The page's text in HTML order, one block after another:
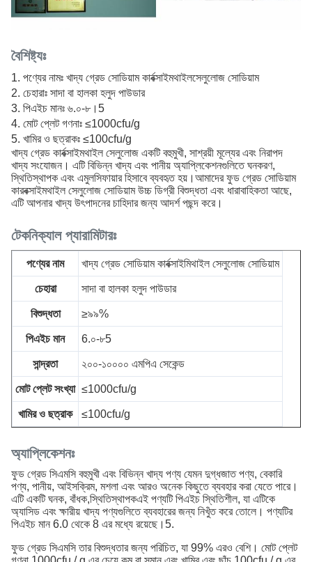
বৈশিষ্ট্যঃ
পণ্যের নামঃ খাদ্য গ্রেড সোডিয়াম কার্বক্সাইমথাইলসেলুলোজ সোডিয়াম
চেহারাঃ সাদা বা হালকা হলুদ পাউডার
পিএইচ মানঃ ৬.০-৮।5
মোট প্লেট গণনাঃ ≤1000cfu/g
খামির ও ছত্রাকঃ ≤100cfu/g
খাদ্য গ্রেড কার্বক্সাইমথাইল সেলুলোজ একটি বহুমুখী, সাশ্রয়ী মূল্যের এবং নিরাপদ
খাদ্য সংযোজন। এটি বিভিন্ন খাদ্য এবং পানীয় অ্যাপ্লিকেশনগুলিতে ঘনকরণ,
স্থিতিস্থাপক এবং এমুলসিফায়ার হিসাবে ব্যবহৃত হয়।আমাদের ফুড গ্রেড সোডিয়াম
কারবক্সাইমথাইল সেলুলোজ সোডিয়াম উচ্চ ডিগ্রী বিশুদ্ধতা এবং ধারাবাহিকতা আছে,
এটি আপনার খাদ্য উৎপাদনের চাহিদার জন্য আদর্শ পছন্দ করে।
টেকনিক্যাল প্যারামিটারঃ
পণ্যের নাম খাদ্য গ্রেড সোডিয়াম কার্বক্সাইমিথাইল সেলুলোজ সোডিয়াম
চেহারা সাদা বা হালকা হলুদ পাউডার
বিশুদ্ধতা ≥৯৯%
পিএইচ মান 6.০-৮5
সান্দ্রতা ২০০-১০০০০ এমপিএ সেকেন্ড
মোট প্লেট সংখ্যা ≤1000cfu/g
খামির ও ছত্রাক ≤100cfu/g
অ্যাপ্লিকেশনঃ
ফুড গ্রেড সিএমসি বহুমুখী এবং বিভিন্ন খাদ্য পণ্য যেমন দুগ্ধজাত পণ্য, বেকারি
পণ্য, পানীয়, আইসক্রিম, মশলা এবং আরও অনেক কিছুতে ব্যবহার করা যেতে পারে।
এটি একটি ঘনক, বাঁধক,স্থিতিস্থাপকএই পণ্যটি পিএইচ স্থিতিশীল, যা এটিকে
অ্যাসিড এবং ক্ষারীয় খাদ্য পণ্যগুলিতে ব্যবহারের জন্য নিখুঁত করে তোলে। পণ্যটির
পিএইচ মান 6.0 থেকে 8 এর মধ্যে রয়েছে।5.
ফুড গ্রেড সিএমসি তার বিশুদ্ধতার জন্য পরিচিত, যা 99% এরও বেশি। মোট প্লেট